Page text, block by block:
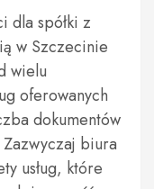
dla spółki z
w Szczecinie
wielu
oferowanych
dokumentów
biura
usług, które